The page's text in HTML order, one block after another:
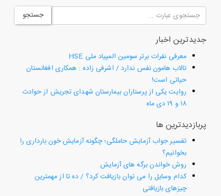
جستجو
جدیدترین اخبار
معرفی نفرات برتر سومین المپیاد ملی HSE
تالاب هامون نفس ندارد / اشرفی زاده : همکاری افغانستان
حیاتی است!
روایت یکی از پرستاران بیمارستان شهدای تجریش از حوادث
پربازدیدترین ها
تفسیر جواب آزمایش حاملگی؛ چگونه آزمایش خون بارداری را
بخوانیم؟
روش خواندن برگه های آزمایش
کدام وسایل را می توان بازیافت کرد؟ / ده تا از مهمترین
چیزهای بازیافتی